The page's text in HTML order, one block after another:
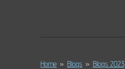
Home » Blogs » Blogs 2023